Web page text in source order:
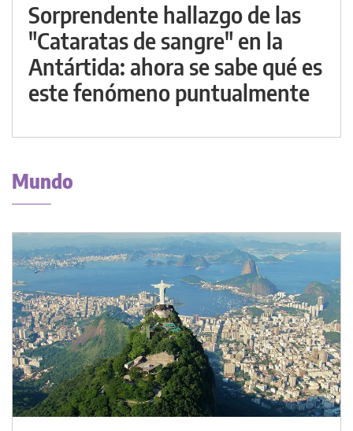
Sorprendente hallazgo de las
"Cataratas de sangre" en la
Antártida: ahora se sabe qué es
este fenómeno puntualmente
Mundo